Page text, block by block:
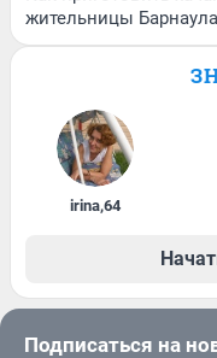
жительницы Барнаула
irina,64
Подписаться на